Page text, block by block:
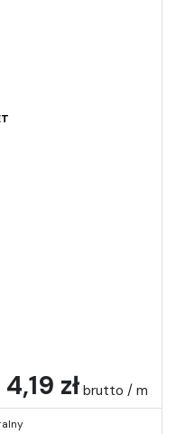
4,19 zł brutto / m